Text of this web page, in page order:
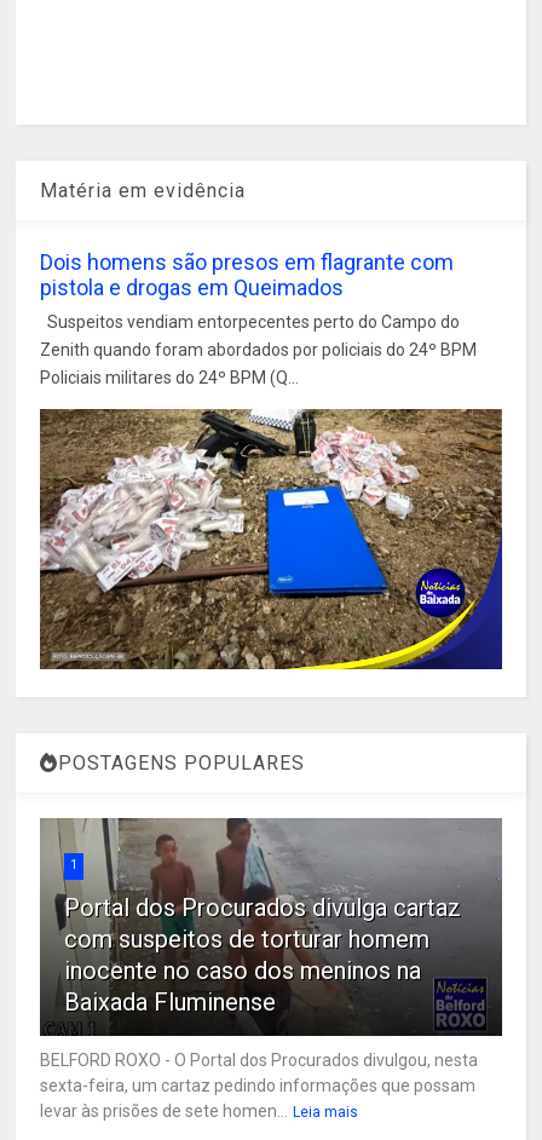
Matéria em evidência
Dois homens são presos em flagrante com
pistola e drogas em Queimados
Suspeitos vendiam entorpecentes perto do Campo do
Zenith quando foram abordados por policiais do 24º BPM
Policiais militares do 24º BPM (Q...
POSTAGENS POPULARES
1
Portal dos Procurados divulga cartaz
com suspeitos de torturar homem
inocente no caso dos meninos na
Baixada Fluminense
BELFORD ROXO - O Portal dos Procurados divulgou, nesta
sexta-feira, um cartaz pedindo informações que possam
levar às prisões de sete homen...
Leia mais